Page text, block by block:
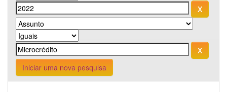
Iniciar uma nova pesquisa